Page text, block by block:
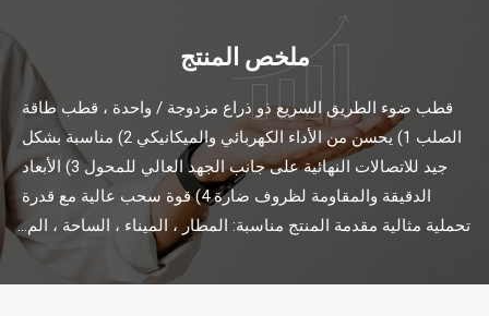
ملخص المنتج
جيد للاتصالات النهائية على جانب الجهد العالي للمحول 3) الأبعاد
تحملية مثالية مقدمة المنتج مناسبة: المطار ، الميناء ، الساحة ، الم...